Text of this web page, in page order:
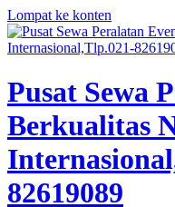
Lompat ke konten
Pusat Sewa
Berkualitas
82619089